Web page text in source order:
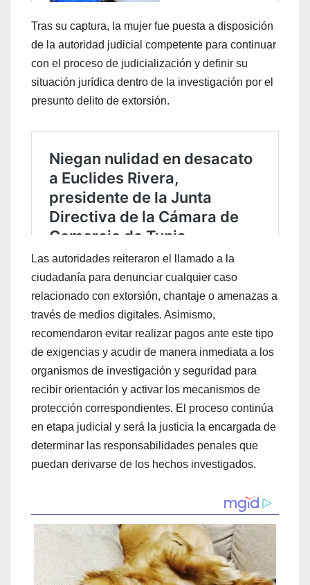
Tras su captura, la mujer fue puesta a disposición
de la autoridad judicial competente para continuar
con el proceso de judicialización y definir su
situación jurídica dentro de la investigación por el
presunto delito de extorsión.
Las autoridades reiteraron el llamado a la
ciudadanía para denunciar cualquier caso
relacionado con extorsión, chantaje o amenazas a
través de medios digitales. Asimismo,
recomendaron evitar realizar pagos ante este tipo
de exigencias y acudir de manera inmediata a los
organismos de investigación y seguridad para
recibir orientación y activar los mecanismos de
protección correspondientes. El proceso continúa
en etapa judicial y será la justicia la encargada de
determinar las responsabilidades penales que
puedan derivarse de los hechos investigados.